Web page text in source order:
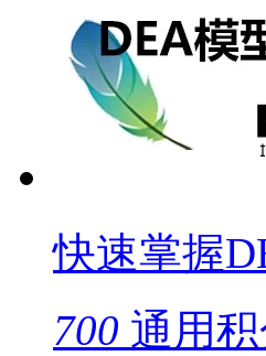
快速掌握
700 通用